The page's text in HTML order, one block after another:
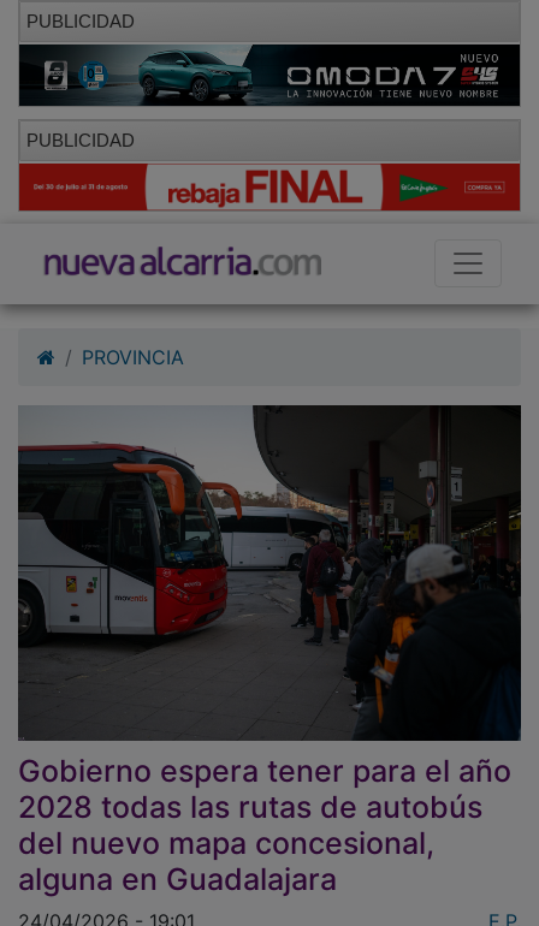
PUBLICIDAD
PUBLICIDAD
Gobierno espera tener para el año
2028 todas las rutas de autobús
del nuevo mapa concesional,
alguna en Guadalajara
24/04/2026 - 19:01